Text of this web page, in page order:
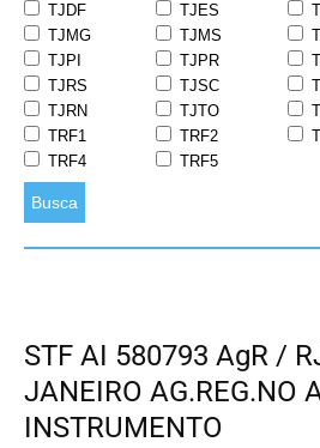
TJDF
TJES
TJMG
TJMS
TJPI
TJPR
TJRS
TJSC
TJRN
TJTO
TRF1
TRF2
TRF4
TRF5
Busca
STF AI 580793 AgR /
JANEIRO AG.REG.NO
INSTRUMENTO